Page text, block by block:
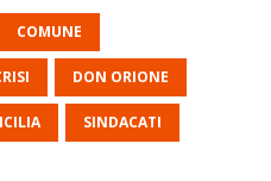
COMUNE
DON ORIONE
SINDACATI